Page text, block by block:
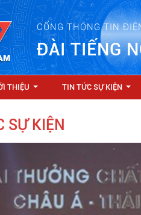
CỔNG THÔNG TIN
ĐÀI TIẾNG
THIỆU TIN TỨC SỰ KIỆN
SỰ KIỆN